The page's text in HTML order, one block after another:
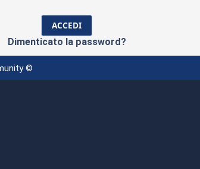
Dimenticato la password?
©